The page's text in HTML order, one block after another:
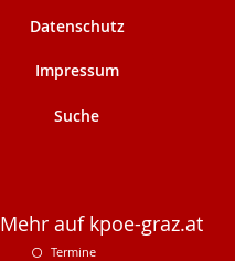
Datenschutz
Impressum
Suche
Mehr auf kpoe-graz.at
Termine